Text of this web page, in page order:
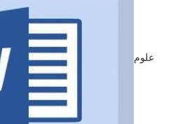
علوم